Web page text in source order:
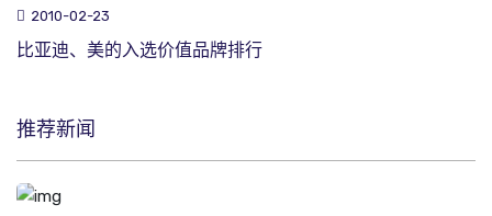
2010-02-23
比亚迪、美的入选价值品牌排行
推荐新闻